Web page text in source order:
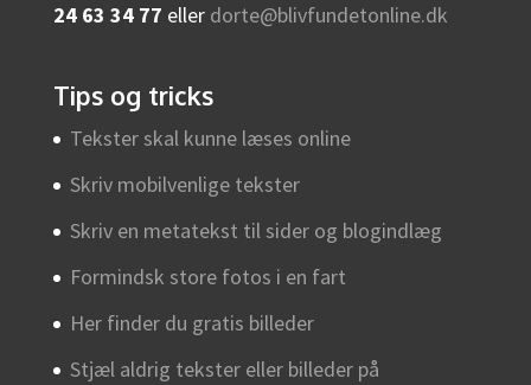
24 63 34 77 eller dorte@blivfundetonline.dk
Tips og tricks
Tekster skal kunne læses online
Skriv mobilvenlige tekster
Skriv en metatekst til sider og blogindlæg
Formindsk store fotos i en fart
Her finder du gratis billeder
Stjæl aldrig tekster eller billeder på